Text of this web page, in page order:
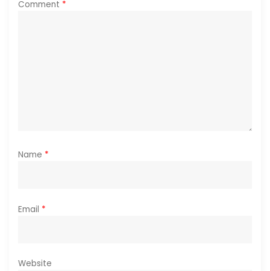
Comment *
Name *
Email *
Website